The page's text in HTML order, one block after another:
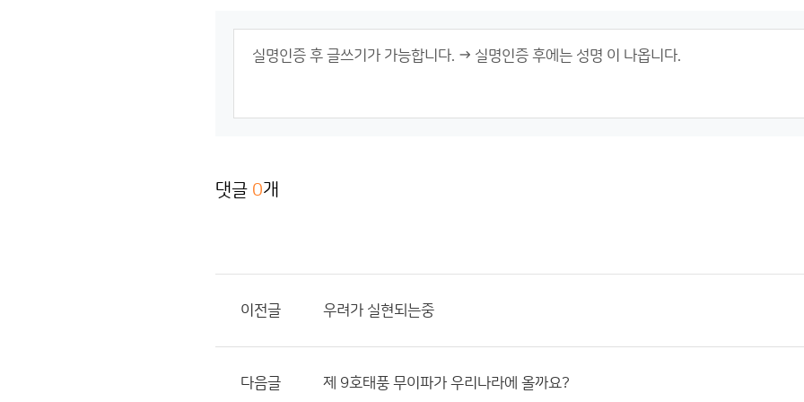
댓글 0개
이전글 우려가 실현되는중
다음글 제 9호태풍 무이파가 우리나라에 올까요?